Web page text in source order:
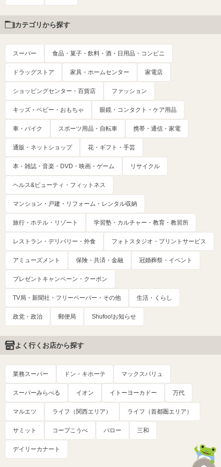
カテゴリから探す
スーパー 食品・菓子・飲料・酒・日用品・コンビニ
ドラッグストア 家具・ホームセンター 家電店
ショッピングセンター・百貨店 ファッション
キッズ・ベビー・おもちゃ 眼鏡・コンタクト・ケア用品
車・バイク スポーツ用品・自転車 携帯・通信・家電
通販・ネットショップ 花・ギフト・手芸
本・雑誌・音楽・DVD・映画・ゲーム リサイクル
ヘルス&ビューティ・フィットネス
マンション・戸建・リフォーム・レンタル収納
旅行・ホテル・リゾート 学習塾・カルチャー・教育・教習所
レストラン・デリバリー・外食 フォトスタジオ・プリントサービス
アミューズメント 保険・共済・金融 冠婚葬祭・イベント
プレゼントキャンペーン・クーポン
TV局・新聞社・フリーペーパー・その他 生活・くらし
政党・政治 郵便局 Shufoo!お知らせ
よく行くお店から探す
業務スーパー ドン・キホーテ マックスバリュ
スーパーみらべる イオン イトーヨーカドー 万代
マルエツ ライフ（関西エリア） ライフ（首都圏エリア）
サミット コープこうべ バロー 三和
デイリーカナート